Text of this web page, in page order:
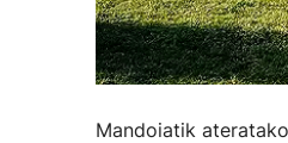
Mandoiatik